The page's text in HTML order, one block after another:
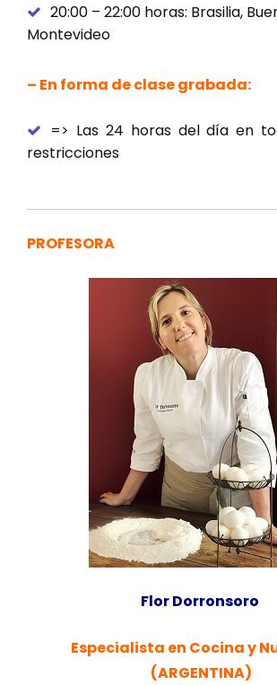
20:00 – 22:00 horas: Brasilia,
Montevideo
– En forma de clase grabada:
=> Las 24 horas del día en
restricciones
PROFESORA
Flor Dorronsoro
Especialista en Cocina y
(ARGENTINA)